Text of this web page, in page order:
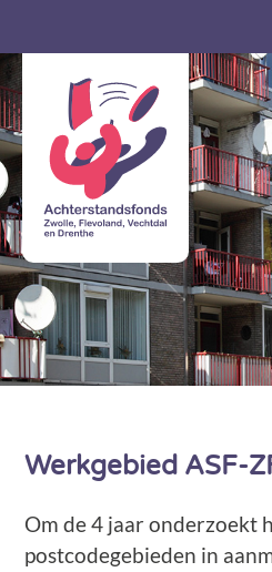
Werkgebied ASF-
Om de 4 jaar onderzoekt
postcodegebieden in